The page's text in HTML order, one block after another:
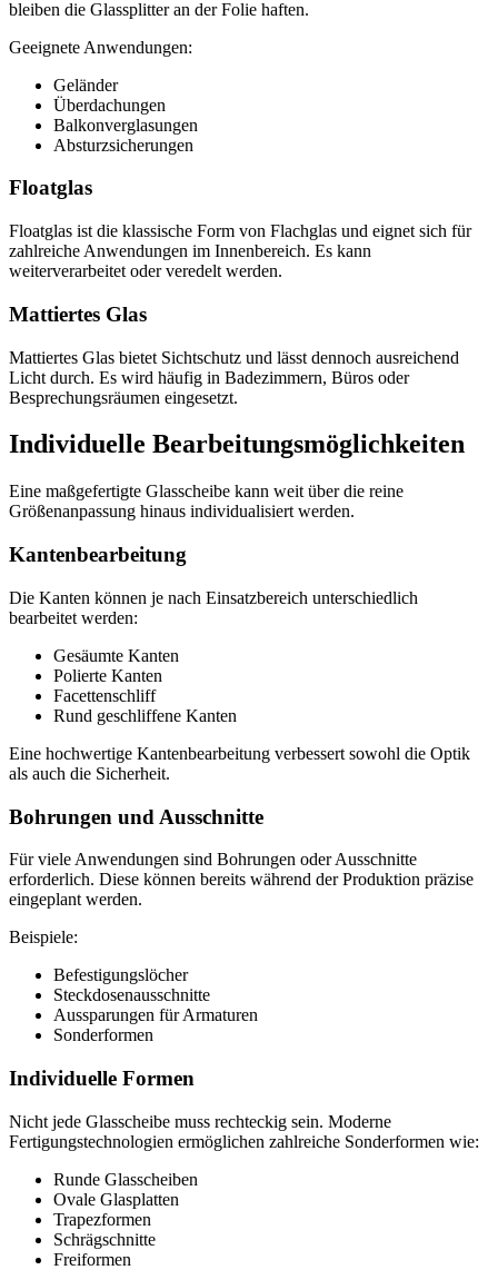
bleiben die Glassplitter an der Folie haften.
Geeignete Anwendungen:
Geländer
Überdachungen
Balkonverglasungen
Absturzsicherungen
Floatglas
Floatglas ist die klassische Form von Flachglas und eignet sich für
zahlreiche Anwendungen im Innenbereich. Es kann
weiterverarbeitet oder veredelt werden.
Mattiertes Glas
Mattiertes Glas bietet Sichtschutz und lässt dennoch ausreichend
Licht durch. Es wird häufig in Badezimmern, Büros oder
Besprechungsräumen eingesetzt.
Individuelle Bearbeitungsmöglichkeiten
Eine maßgefertigte Glasscheibe kann weit über die reine
Größenanpassung hinaus individualisiert werden.
Kantenbearbeitung
Die Kanten können je nach Einsatzbereich unterschiedlich
bearbeitet werden:
Gesäumte Kanten
Polierte Kanten
Facettenschliff
Rund geschliffene Kanten
Eine hochwertige Kantenbearbeitung verbessert sowohl die Optik
als auch die Sicherheit.
Bohrungen und Ausschnitte
Für viele Anwendungen sind Bohrungen oder Ausschnitte
erforderlich. Diese können bereits während der Produktion präzise
eingeplant werden.
Beispiele:
Befestigungslöcher
Steckdosenausschnitte
Aussparungen für Armaturen
Sonderformen
Individuelle Formen
Nicht jede Glasscheibe muss rechteckig sein. Moderne
Fertigungstechnologien ermöglichen zahlreiche Sonderformen wie:
Runde Glasscheiben
Ovale Glasplatten
Trapezformen
Schrägschnitte
Freiformen